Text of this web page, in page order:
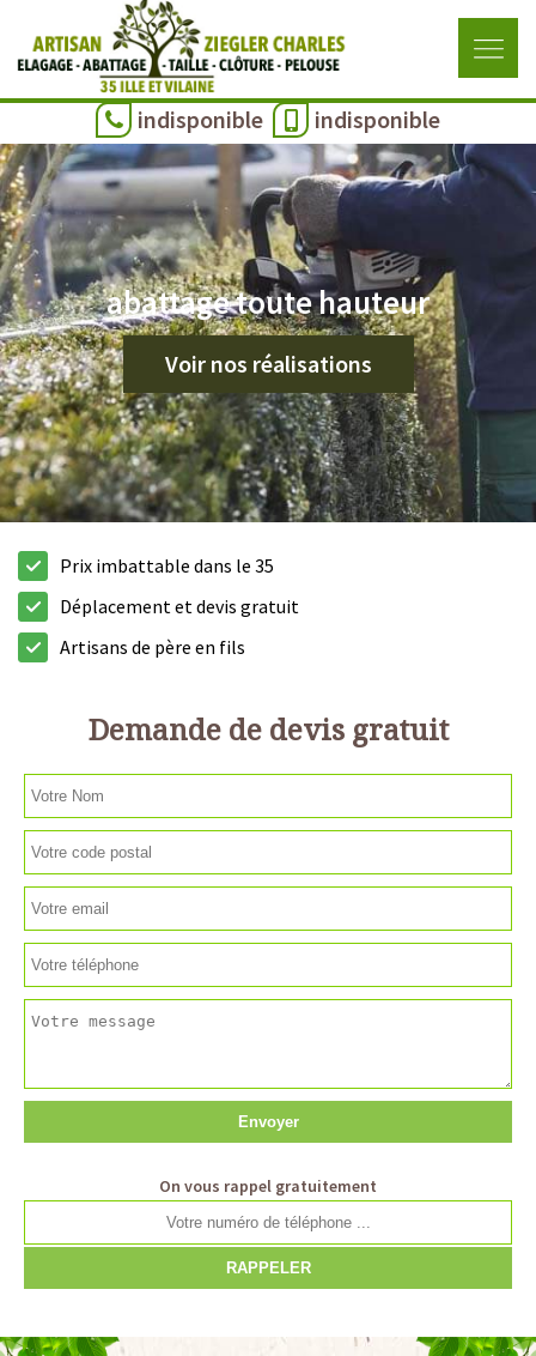
indisponible indisponible
abattage toute hauteur
Voir nos réalisations
Prix imbattable dans le 35
Déplacement et devis gratuit
Artisans de père en fils
Demande de devis gratuit
On vous rappel gratuitement